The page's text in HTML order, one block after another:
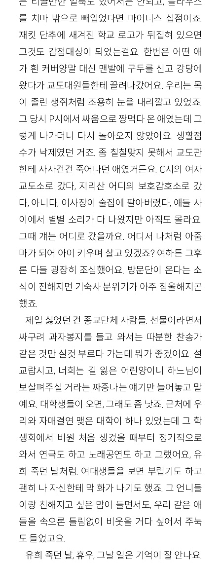
를 치마 밖으로 빼입었다면 마이너스 십점이죠.
재킷 단추에 새겨진 학교 로고가 뒤집혀 있으면
그것도 감점대상이 되었는걸요. 한번은 어떤 애
가 흰 커버양말 대신 맨발에 구두를 신고 강당에
왔다가 교도대원들한테 끌려나갔어요. 우리는 목
이 졸린 생쥐처럼 조용히 눈을 내리깔고 있었죠.
그 당시 P시에서 싸움으로 짱먹다 온 애였는데 그
렇게 나가더니 다시 돌아오지 않았어요. 생활점
수가 낙제였던 거죠. 좀 칠칠맞지 못해서 교도관
한테 사사건건 죽어나던 애였거든요. C시의 여자
교도소로 갔다, 지리산 어디의 보호감호소로 갔
다, 아니다, 이사장이 술집에 팔아버렸다, 애들 사
이에서 별별 소리가 다 나왔지만 아직도 몰라요.
그때 걔는 어디로 갔을까요. 어디서 나처럼 아줌
마가 되어 아이 키우며 살고 있겠죠? 여하튼 그후
론 다들 굉장히 조심했어요. 방문단이 온다는 소
식이 전해지면 기숙사 분위기가 아주 침울해지곤
했죠.
제일 싫었던 건 종교단체 사람들. 선물이라면서
싸구려 과자봉지를 들고 와서는 따분한 찬송가
같은 것만 실컷 부르다 가는데 뭐가 좋겠어요. 설
교랍시고, 너희는 길 잃은 어린양이니 하느님이
보살펴주실 거라는 짜증나는 얘기만 늘어놓고 말
예요. 대학생들이 오면, 그래도 좀 낫죠. 근처에 우
리와 자매결연 맺은 대학이 하나 있었는데 그 학
생회에서 비원 처음 생겼을 때부터 정기적으로
와서 연극도 하고 노래공연도 하고 그랬어요, 유
희 죽던 날처럼. 여대생들을 보면 부럽기도 하고
괜히 나 자신한테 막 화가 나기도 했죠. 그 언니들
이랑 친해지고 싶은 맘이 들면서도, 우리 같은 애
들을 속으론 틀림없이 비웃을 거다 싶어서 주눅
도 들었고요.
유희 죽던 날, 휴우, 그날 일은 기억이 잘 안나요.